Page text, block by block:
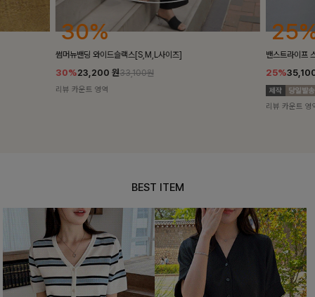
25%
밴스트라이프 스트링원피스
25%35,100원46,800원
12%
쥬린레이스 카
12%
리뷰 카운트 영
BEST ITEM